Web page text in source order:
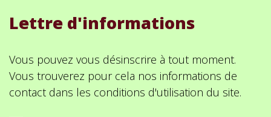
Lettre d'informations
Vous pouvez vous désinscrire à tout moment.
Vous trouverez pour cela nos informations de
contact dans les conditions d'utilisation du site.